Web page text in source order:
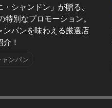
シャンドン」が贈る、
特別なプロモーション。
ンパンを味わえる厳選店
！
ンパン